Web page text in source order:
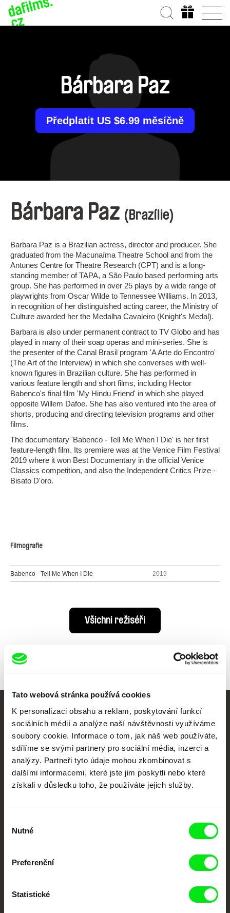
Tato webová stránka používá cookies
K personalizaci obsahu a reklam, poskytování funkcí
sociálních médií a analýze naší návštěvnosti využíváme
soubory cookie. Informace o tom, jak náš web používáte,
sdílíme se svými partnery pro sociální média, inzerci a
analýzy. Partneři tyto údaje mohou zkombinovat s
dalšími informacemi, které jste jim poskytli nebo které
získali v důsledku toho, že používáte jejich služby.
souhlasu
Nutné
Preferenční
Statistické
Bárbara Paz
Předplatit US $6.99 měsíčně
Bárbara Paz (Brazílie)
Barbara Paz is a Brazilian actress, director and producer. She
graduated from the Macunaíma Theatre School and from the
Antunes Centre for Theatre Research (CPT) and is a long-
standing member of TAPA, a São Paulo based performing arts
group. She has performed in over 25 plays by a wide range of
playwrights from Oscar Wilde to Tennessee Williams. In 2013,
in recognition of her distinguished acting career, the Ministry of
Culture awarded her the Medalha Cavaleiro (Knight's Medal).
Barbara is also under permanent contract to TV Globo and has
played in many of their soap operas and mini-series. She is
the presenter of the Canal Brasil program 'A Arte do Encontro'
(The Art of the Interview) in which she converses with well-
known figures in Brazilian culture. She has performed in
various feature length and short films, including Hector
Babenco's final film 'My Hindu Friend' in which she played
opposite Willem Dafoe. She has also ventured into the area of
shorts, producing and directing television programs and other
films.
The documentary 'Babenco - Tell Me When I Die' is her first
feature-length film. Its premiere was at the Venice Film Festival
2019 where it won Best Documentary in the official Venice
Classics competition, and also the Independent Critics Prize -
Bisato D'oro.
Filmografie
Babenco - Tell Me When I Die 2019
Všichni režiséři
Vaše online
dokumentární kino
Nové festivalové filmy
každý týden
Portál DAFilms.cz je výsledkem tvůrčí spolupráce 7 klíčových evropských
posouvat hranice dokumentárního filmu, propagovat jeho rozmanitost a